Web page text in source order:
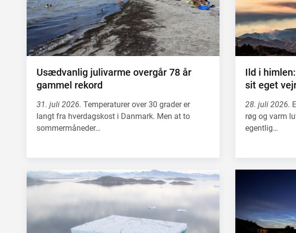
Usædvanlig julivarme overgår 78 år
gammel rekord
31. juli 2026.Temperaturer over 30 grader er
langt fra hverdagskost i Danmark. Men at to
sommermåneder…
Ild i
sit eget
28. juli 2026.
røg og varm
egentlig…